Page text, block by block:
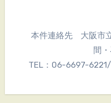
本件連絡先 大阪市
間
TEL：06-6697-